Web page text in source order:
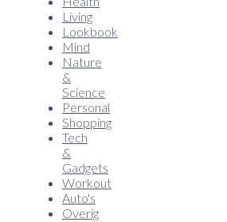
Living
Lookbook
Mind
Nature
&
Science
Personal
Shopping
Tech
&
Gadgets
Workout
Auto's
Overig